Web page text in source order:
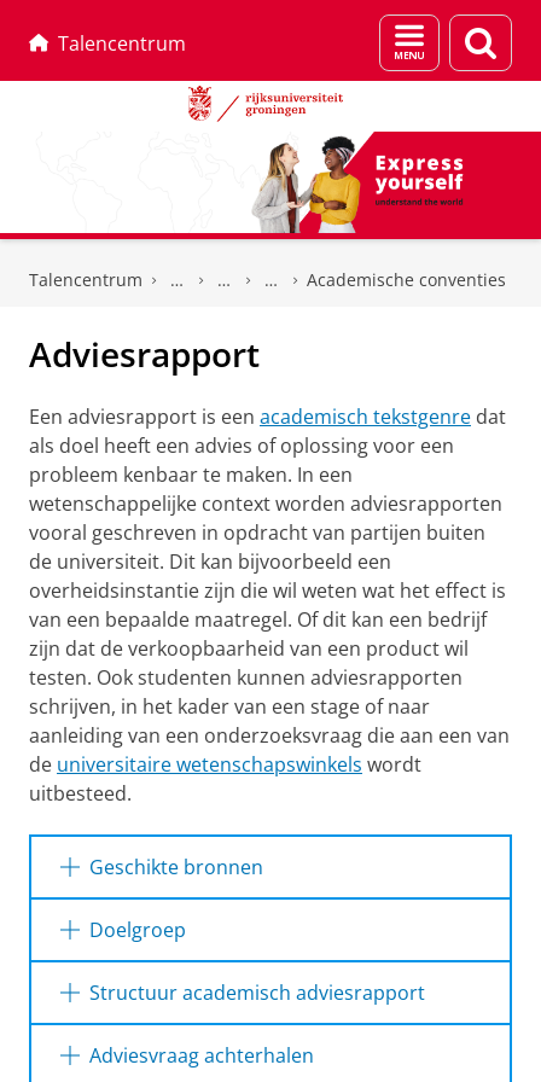
Talencentrum
Menu
en
Talencentrum Academische conventies
Adviesrapport
Een adviesrapport is een academisch tekstgenre dat
als doel heeft een advies of oplossing voor een
probleem kenbaar te maken. In een
wetenschappelijke context worden adviesrapporten
vooral geschreven in opdracht van partijen buiten
de universiteit. Dit kan bijvoorbeeld een
overheidsinstantie zijn die wil weten wat het effect is
van een bepaalde maatregel. Of dit kan een bedrijf
zijn dat de verkoopbaarheid van een product wil
testen. Ook studenten kunnen adviesrapporten
schrijven, in het kader van een stage of naar
aanleiding van een onderzoeksvraag die aan een van
de universitaire wetenschapswinkels wordt
uitbesteed.
Geschikte bronnen
De achtergrondinformatie van de
opdrachtgever;
Gegevens van andere experts;
Resultaten van het verrichte onderzoek;
Geraadpleegde vakliteratuur;
Doelgroep
Lezers van adviesrapporten vormen in de
meeste gevallen een heterogene groep.
rapport en die zijn daarom vooral
Structuur academisch adviesrapport
In een adviesrapport staan het advies en de
onderbouwing centraal. Onderzoeksgegevens,
Adviesvraag achterhalen